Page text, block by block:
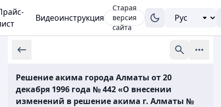
Видеоинструкция
Старая
версия
сайта
Решение акима города Алматы от 20
декабря 1996 года № 442 «О внесении
изменений в решение акима г. Алматы №